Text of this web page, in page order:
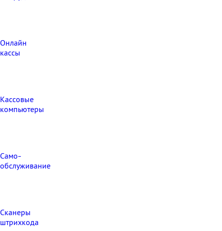
Онлайн
кассы
Кассовые
компьютеры
Само-
обслуживание
Сканеры
штрихкода